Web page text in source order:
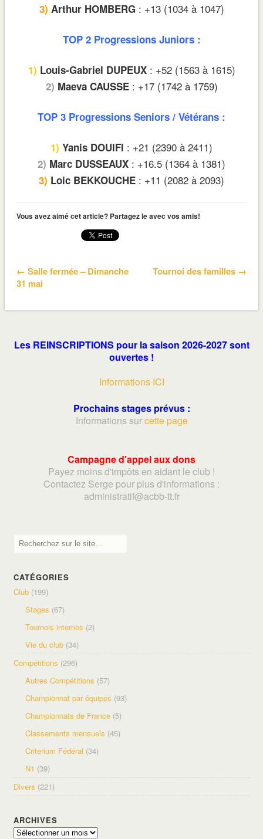
3) Arthur HOMBERG : +13 (1034 à 1047)
TOP 2 Progressions Juniors :
1) Louis-Gabriel DUPEUX: +52 (1563 à 1615)
2) Maeva CAUSSE: +17 (1742 à 1759)
TOP 3 Progressions Seniors / Vétérans :
1) Yanis DOUIFI : +21 (2390 à 2411)
2) Marc DUSSEAUX : +16.5 (1364 à 1381)
3) Loic BEKKOUCHE : +11 (2082 à 2093)
Vous avez aimé cet article? Partagez le avec vos amis!
← Salle fermée – Dimanche
31 mai
Tournoi des familles →
Les REINSCRIPTIONS pour la saison 2026-2027 sont
ouvertes !
Informations ICI
Prochains stages prévus :
Informations surcette page
Campagne d'appel aux dons
Payez moins d'impôts en aidant le club !
Contactez Serge pour plus d'informations :
administratif@acbb-tt.fr
CATÉGORIES
Club (199)
Stages (67)
Tournois internes (2)
Vie du club (34)
Compétitions (296)
Autres Compétitions (57)
Championnat par équipes (93)
Championnats de France (5)
Classements mensuels (45)
Criterium Fédéral (34)
N1 (39)
Divers (221)
ARCHIVES
Archives